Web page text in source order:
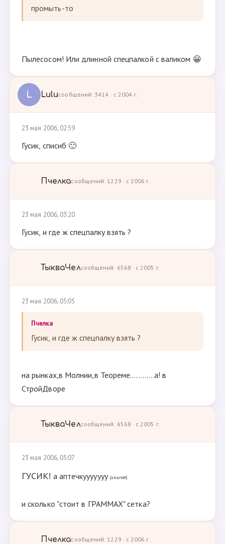
промыть-то
Пылесосом! Или длинной спецпалкой с валиком 😀
L Luluсообщений: 3414 · с 2004 г.
23 мая 2006, 02:59
Гусик, списиб 🙂
Пчелкасообщений: 1229 · с 2006 г.
23 мая 2006, 03:20
Гусик, и где ж спецпалку взять ?
ТыкваЧелсообщений: 6568 · с 2005 г.
23 мая 2006, 05:05
Пчелка
Гусик, и где ж спецпалку взять ?
на рынках,в Молнии,в Теореме............а! в
СтройДворе
ТыкваЧелсообщений: 6568 · с 2005 г.
23 мая 2006, 05:07
ГУСИК! а аптечкууууууу (хнычет)
и сколько "стоит в ГРАММАХ" сетка?
Пчелкасообщений: 1229 · с 2006 г.